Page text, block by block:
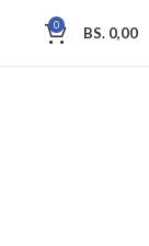
0 BS. 0,00